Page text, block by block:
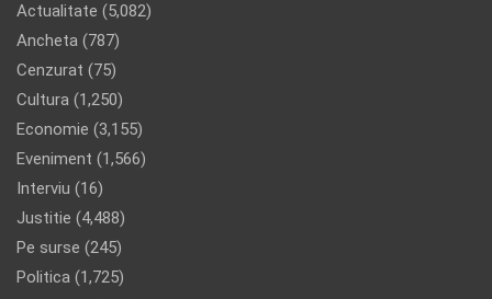
Actualitate (5,082)
Ancheta (787)
Cenzurat (75)
Cultura (1,250)
Economie (3,155)
Eveniment (1,566)
Interviu (16)
Justitie (4,488)
Pe surse (245)
Politica (1,725)